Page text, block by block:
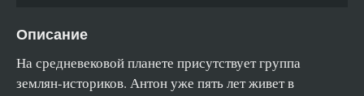
Trudno_Byt_Bogom_027
Trudno_Byt_Bogom_028
Trudno_Byt_Bogom_029
Описание
На средневековой планете присутствует группа
землян-историков. Антон уже пять лет живет в